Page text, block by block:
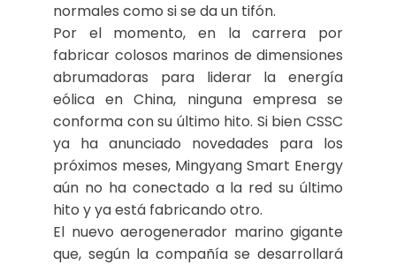
normales como si se da un tifón.
Por el momento, en la carrera por
fabricar colosos marinos de dimensiones
abrumadoras para liderar la energía
eólica en China, ninguna empresa se
conforma con su último hito. Si bien CSSC
ya ha anunciado novedades para los
próximos meses, Mingyang Smart Energy
aún no ha conectado a la red su último
hito y ya está fabricando otro.
El nuevo aerogenerador marino gigante
que, según la compañía se desarrollará